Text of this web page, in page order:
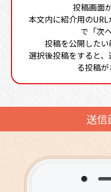
投稿画面
本文内に紹介用の
で「次
投稿を公開したい
選択後投稿をすると
る投稿が
送信